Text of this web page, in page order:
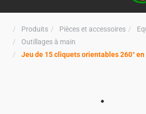
Produits Pièces et accessoires
Outillages à main
Jeu de 15 cliquets orientables 260°